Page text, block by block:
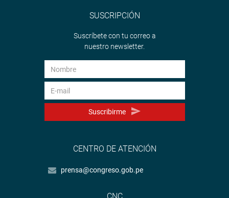
SUSCRIPCIÓN
Suscríbete con tu correo a
nuestro newsletter.
Suscribirme
CENTRO DE ATENCIÓN
prensa@congreso.gob.pe